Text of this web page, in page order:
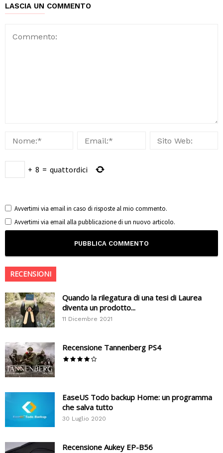
LASCIA UN COMMENTO
+ 8 = quattordici
Avvertimi via email in caso di risposte al mio commento.
Avvertimi via email alla pubblicazione di un nuovo articolo.
RECENSIONI
Quando la rilegatura di una tesi di Laurea
diventa un prodotto...
11 Dicembre 2021
Recensione Tannenberg PS4
EaseUS Todo backup Home: un programma
che salva tutto
30 Luglio 2020
Recensione Aukey EP-B56